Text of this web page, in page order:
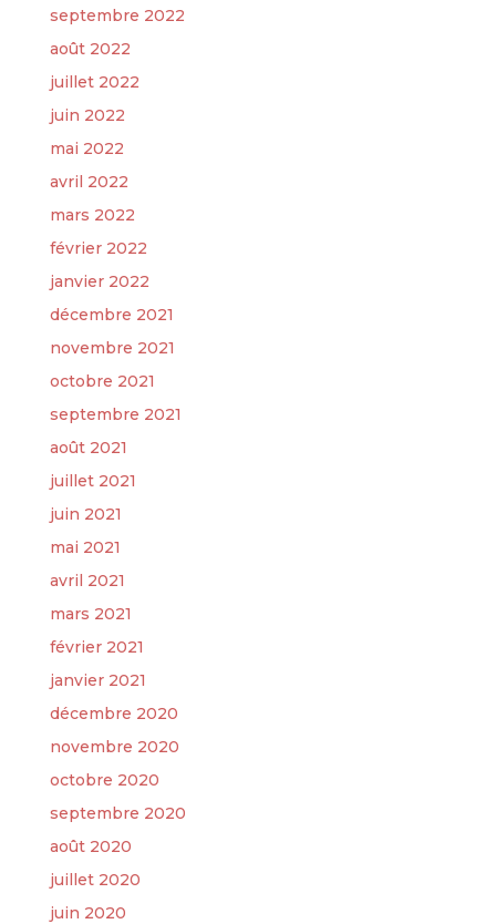
septembre 2022
août 2022
juillet 2022
juin 2022
mai 2022
avril 2022
mars 2022
février 2022
janvier 2022
décembre 2021
novembre 2021
octobre 2021
septembre 2021
août 2021
juillet 2021
juin 2021
mai 2021
avril 2021
mars 2021
février 2021
janvier 2021
décembre 2020
novembre 2020
octobre 2020
septembre 2020
août 2020
juillet 2020
juin 2020